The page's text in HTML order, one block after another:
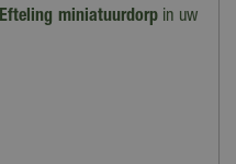
Efteling miniatuurdorp in uw